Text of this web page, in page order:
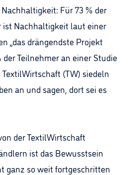
Für 73 % der
ist Nachhaltigkeit laut einer
„das drängendste Projekt
der Teilnehmer an einer Studie
(TW) siedeln
an und sagen, dort sei es
der TextilWirtschaft
ist das Bewusstsein
ganz so weit fortgeschritten